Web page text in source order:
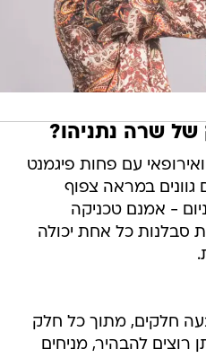
של שרה נתניהו?
עם פחות פיגמנט
גוונים במראה צפוף
- אמנם טכניקה
כל אחת יכולה
חלקים, מתוך כל חלק
רוצים להבהיר, מניחים